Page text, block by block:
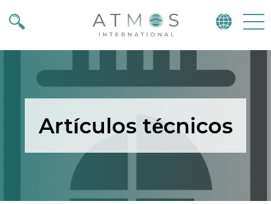
Atmos
Artículos técnicos